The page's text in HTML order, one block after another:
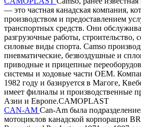
— это частная канадская компания,
производством и предоставлением
транспортных средств. Они
разгрузочные работы, строительство,
силовые виды спорта. Camso
пневматические, безвоздушные и
приводные и прицепные
системы и ходовые части OEM.
1982 году и базируется в Магоге,
имеет филиалы и производственные
Азии и Европе.CAMOPLAST
CAN-AM Can-Am была
мотоциклов канадской корпорации